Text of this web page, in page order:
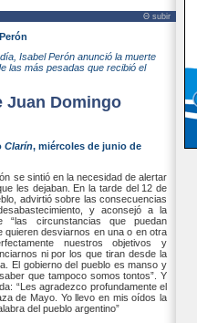
Θ subir
Isabel Perón anunció la muerte
las más pesadas que recibió el
Juan Domingo
Clarín, miércoles de junio de
se sintió en la necesidad de alertar
les dejaban. En la tarde del 12 de
advirtió sobre las consecuencias
y aconsejó a la
“las circunstancias que puedan
quieren desviarnos en una o en otra
nuestros objetivos y
ni por los que tiran desde la
El gobierno del pueblo es manso y
que tampoco somos tontos”. Y
“Les agradezco profundamente el
de Mayo. Yo llevo en mis oídos la
del pueblo argentino”